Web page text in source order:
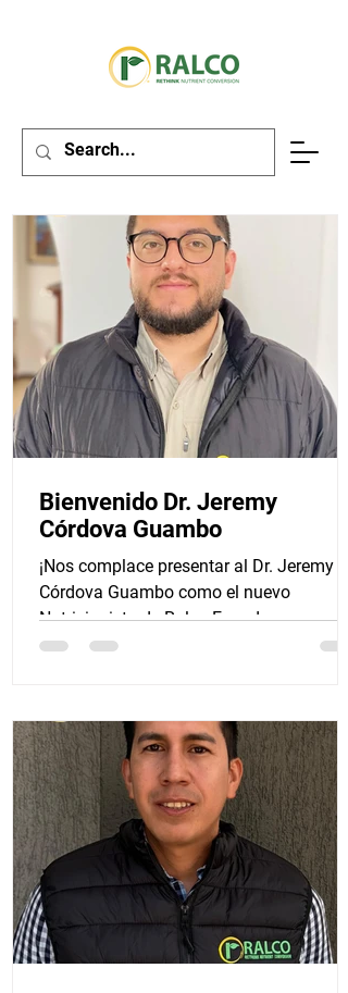
Bienvenido Dr. Jeremy
Córdova Guambo
¡Nos complace presentar al Dr. Jeremy
Córdova Guambo como el nuevo
Nutricionista de Ralco Ecuador -
especialista en Aves y Porcino - y...